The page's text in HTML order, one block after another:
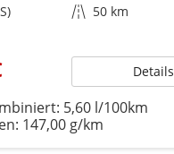
Kilometerstand 50 km
Details
5,60 l/100km
147,00 g/km